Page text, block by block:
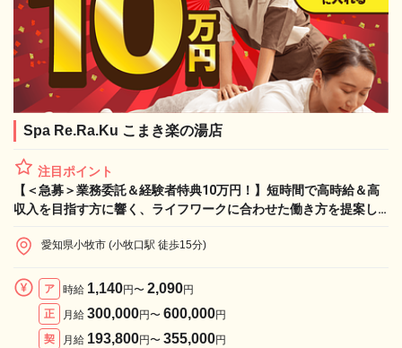
Spa Re.Ra.Ku こまき楽の湯店
注目ポイント
【＜急募＞業務委託＆経験者特典10万円！】短時間で高時給＆高
収入を目指す方に響く、ライフワークに合わせた働き方を提案し
愛知県小牧市 (小牧口駅 徒歩15分)
ア 時給 1,140円〜 2,090円
正
月給 300,000円〜 600,000円
契
月給 193,800円〜 355,000円